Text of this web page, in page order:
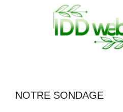
NOTRE SONDAGE